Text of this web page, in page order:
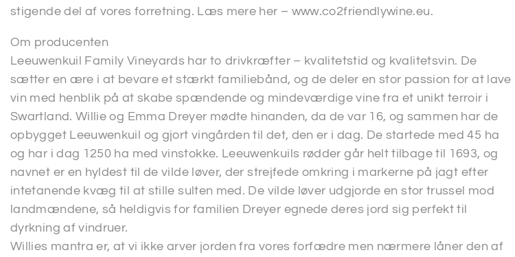
stigende del af vores forretning. Læs mere her – www.co2friendlywine.eu.
Om producenten
Leeuwenkuil Family Vineyards har to drivkræfter – kvalitetstid og kvalitetsvin. De
sætter en ære i at bevare et stærkt familiebånd, og de deler en stor passion for at lave
vin med henblik på at skabe spændende og mindeværdige vine fra et unikt terroir i
Swartland. Willie og Emma Dreyer mødte hinanden, da de var 16, og sammen har de
opbygget Leeuwenkuil og gjort vingården til det, den er i dag. De startede med 45 ha
og har i dag 1250 ha med vinstokke. Leeuwenkuils rødder går helt tilbage til 1693, og
navnet er en hyldest til de vilde løver, der strejfede omkring i markerne på jagt efter
intetanende kvæg til at stille sulten med. De vilde løver udgjorde en stor trussel mod
landmændene, så heldigvis for familien Dreyer egnede deres jord sig perfekt til
dyrkning af vindruer.
Willies mantra er, at vi ikke arver jorden fra vores forfædre men nærmere låner den af